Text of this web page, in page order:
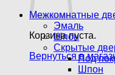
Корзина пуста.
Вернуться в
Межкомнатные
Эмаль
Шпон
Скрытые
Под
Шпон